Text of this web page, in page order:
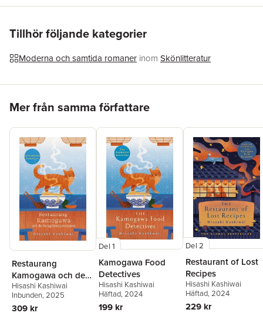
ISBN
9783548069685
Översättare
Tillhör följande kategorier
Moderna och samtida romaner inom Skönlitteratur
Mer från samma författare
Restaurang
Kamogawa och de
bortglömda
recepten
Hisashi Kashiwai
Inbunden, 2025
309 kr
Del 1
Kamogawa Food
Detectives
Hisashi Kashiwai
Häftad, 2024
199 kr
Del 2
Restaurant of Lost
Recipes
Hisashi Kashiwai
Häftad, 2024
229 kr